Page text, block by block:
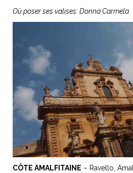
Où poser ses valises:Donna Carmela
CÔTE AMALFITAINE – Ravello,